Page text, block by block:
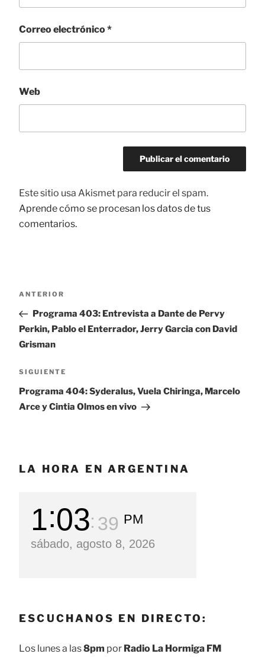
Correo electrónico*
Web
Este sitio usa Akismet para reducir el spam.
Aprende cómo se procesan los datos de tus
comentarios.
Navegación
entradas
Entrada
anterior:
ANTERIOR
Programa 403: Entrevista a Dante de Pervy
Perkin, Pablo el Enterrador, Jerry Garcia con David
Grisman
Siguiente
entrada
SIGUIENTE
Programa 404: Syderalus, Vuela Chiringa, Marcelo
Arce y Cintia Olmos en vivo
LA HORA EN ARGENTINA
1 03 40 PM
sábado, agosto 8, 2026
ESCUCHANOS EN DIRECTO:
Los lunes a las8pm por Radio La Hormiga FM